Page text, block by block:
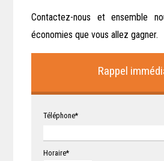
Contactez-nous et ensemble
économies que vous allez gagner.
Rappel
Téléphone*
Horaire*